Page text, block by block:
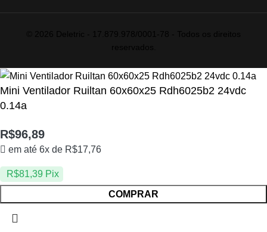
Mini Ventilador Ruiltan 60x60x25 Rdh6025b2 24vdc
0.14a
R$96,89
em até 6x de R$17,76
R$81,39 Pix
COMPRAR